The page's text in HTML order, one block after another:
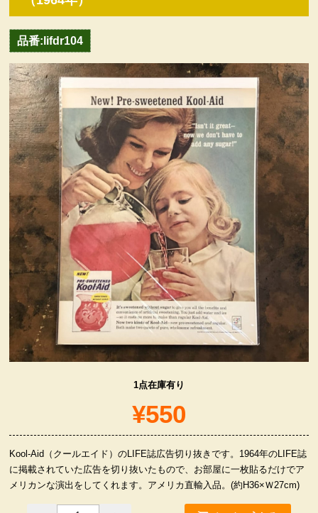
カテゴリー検索
ヴィンテージ・グッズ
LIFE誌 企業広告切り抜き
ファイヤーキング他
コカコーラ・グッズ
カンパニー・グッズ
キャラクター・グッズ
喫煙具
服飾小物雑貨
品番:lifdr104
1点在庫有り
¥550
Kool-Aid（クールエイド）のLIFE誌広告切り抜きです。1964年のLIFE誌
に掲載されていた広告を切り抜いたもので、お部屋に一枚貼るだけでア
メリカンな演出をしてくれます。アメリカ直輸入品。(約H36×Ｗ27cm)